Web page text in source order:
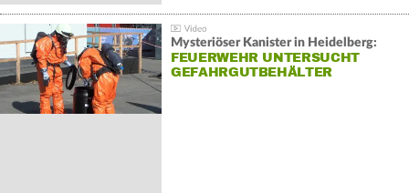
Mysteriöser Kanister in Heidelberg:
FEUERWEHR UNTERSUCHT
GEFAHRGUTBEHÄLTER